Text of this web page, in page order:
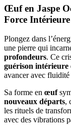
Œuf en Jaspe
Force Intérieure
Plongez dans
une pierre qui
profondeurs. Ce
guérison intérieure
avancer avec
Sa forme en œuf
nouveaux départs,
les rituels de
avec des vibrations